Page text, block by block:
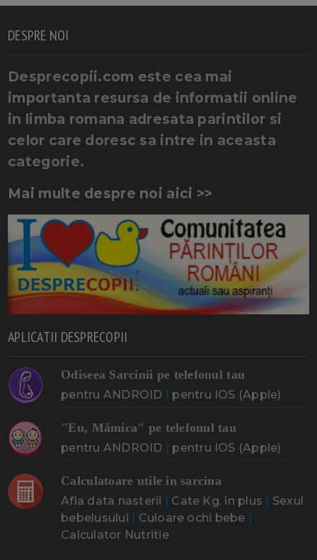
DESPRE NOI
Desprecopii.com este cea mai
importanta resursa de informatii online
in limba romana adresata parintilor si
celor care doresc sa intre in aceasta
categorie.
Mai multe despre noi aici >>
APLICATII DESPRECOPII
Odiseea Sarcinii pe telefonul tau
pentru ANDROID | pentru IOS (Apple)
"Eu, Mămica" pe telefonul tau
pentru ANDROID | pentru IOS (Apple)
Calculatoare utile in sarcina
Afla data nasterii | Cate Kg. in plus | Sexul
bebelusului | Culoare ochi bebe |
Calculator Nutritie